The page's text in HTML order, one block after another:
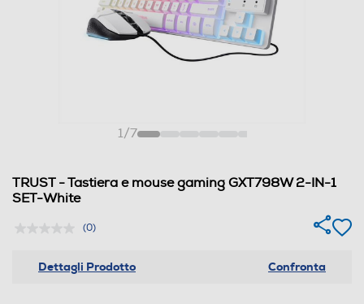
1/7
TRUST - Tastiera e mouse gaming GXT798W 2-IN-1
SET-White
(0)
Dettagli Prodotto Confronta